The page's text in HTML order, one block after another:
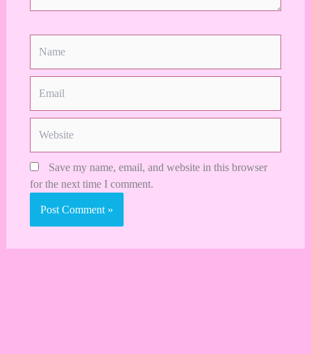
Save my name, email, and website in this browser
for the next time I comment.